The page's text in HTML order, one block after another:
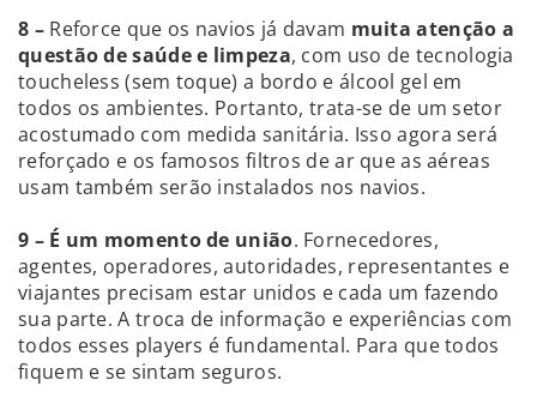
8 –Reforce que os navios já davam muita atenção a
questão de saúde e limpeza, com uso de tecnologia
toucheless (sem toque) a bordo e álcool gel em
todos os ambientes. Portanto, trata-se de um setor
acostumado com medida sanitária. Isso agora será
reforçado e os famosos filtros de ar que as aéreas
usam também serão instalados nos navios.
9 – É um momento de união. Fornecedores,
agentes, operadores, autoridades, representantes e
viajantes precisam estar unidos e cada um fazendo
sua parte. A troca de informação e experiências com
todos esses players é fundamental. Para que todos
fiquem e se sintam seguros.